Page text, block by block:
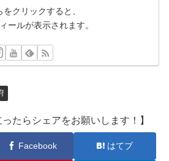
をクリックすると、
ールが表示されます。
ったらシェアをお願いします！】
Facebook はてブ